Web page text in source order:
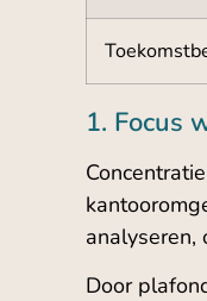
1. Focus
analyseren,
Door